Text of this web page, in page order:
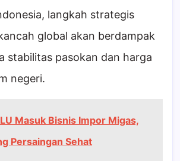
langkah strategis
global akan berdampak
stabilitas pasokan dan harga
negeri.
Masuk Bisnis Impor Migas,
Persaingan Sehat